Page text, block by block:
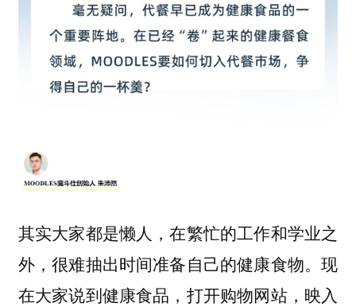
其实大家都是懒人，在繁忙的工作和学业之
外，很难抽出时间准备自己的健康食物。现
在大家说到健康食品，打开购物网站，映入